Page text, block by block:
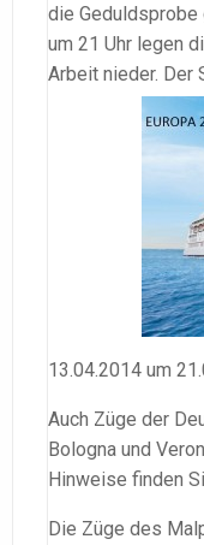
die Geduldsprobe
um 21 Uhr legen
Arbeit nieder. Der
13.04.2014 um
Auch Züge der
Bologna und
Hinweise finden
Die Züge des